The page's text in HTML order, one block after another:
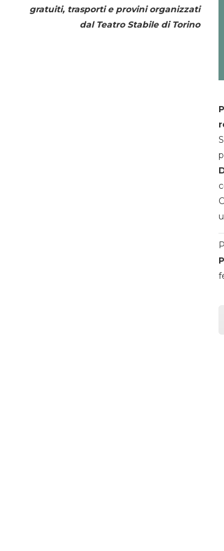
gratuiti, trasporti e provini organizzati
dal Teatro Stabile di Torino